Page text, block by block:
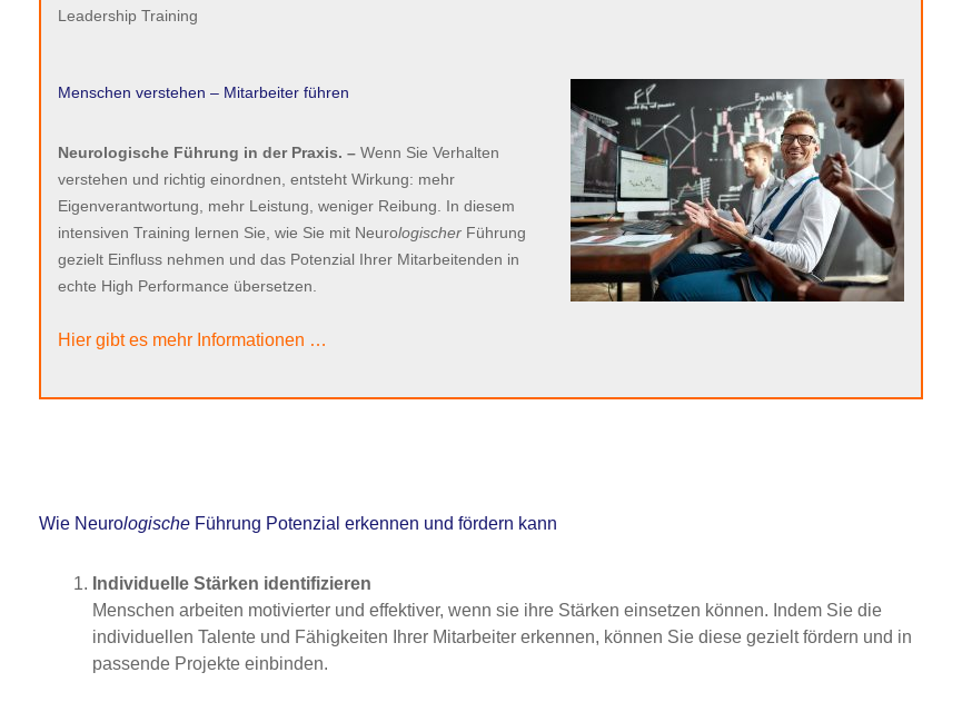
Leadership Training
Menschen verstehen – Mitarbeiter führen
Neurologische Führung in der Praxis. – Wenn Sie Verhalten
verstehen und richtig einordnen, entsteht Wirkung: mehr
Eigenverantwortung, mehr Leistung, weniger Reibung. In diesem
intensiven Training lernen Sie, wie Sie mit Neurologischer Führung
gezielt Einfluss nehmen und das Potenzial Ihrer Mitarbeitenden in
echte High Performance übersetzen.
Hier gibt es mehr Informationen …
Wie Neurologische Führung Potenzial erkennen und fördern kann
Individuelle Stärken identifizieren
Menschen arbeiten motivierter und effektiver, wenn sie ihre Stärken einsetzen können. Indem Sie die
individuellen Talente und Fähigkeiten Ihrer Mitarbeiter erkennen, können Sie diese gezielt fördern und in
passende Projekte einbinden.